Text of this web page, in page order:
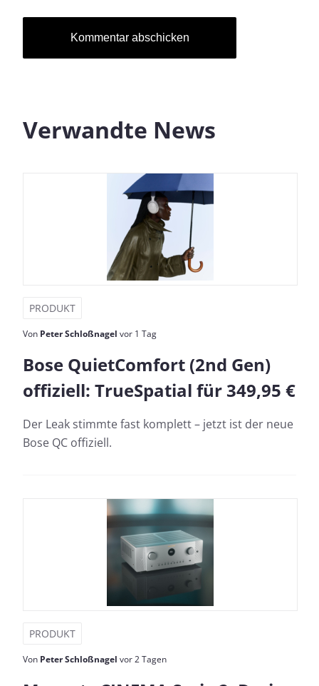
Verwandte News
PRODUKT
Von Peter Schloßnagel vor 1 Tag
Bose QuietComfort (2nd Gen)
offiziell: TrueSpatial für 349,95 €
Der Leak stimmte fast komplett – jetzt ist der neue
Bose QC offiziell.
PRODUKT
Von Peter Schloßnagel vor 2 Tagen